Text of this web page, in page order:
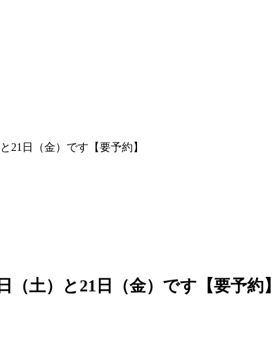
21日（金）です【要予約】
（土）と21日（金）です【要予約】